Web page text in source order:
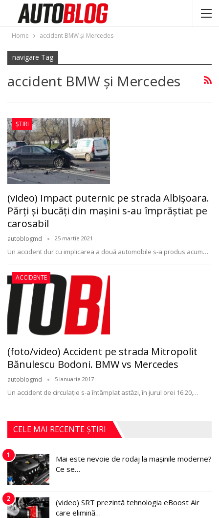
Home accident BMW şi Mercedes
navigare Tag
accident BMW şi Mercedes
ȘTIRI
(video) Impact puternic pe strada Albişoara.
Părţi şi bucăţi din maşini s-au împrăștiat pe
carosabil
autoblogmd 25 martie 2021
Un accident dur cu implicarea a două automobile s-a produs acum…
ACCIDENTE
(foto/video) Accident pe strada Mitropolit
Bănulescu Bodoni. BMW vs Mercedes
autoblogmd 5 ianuarie 2017
Un accident de circulaţie s-a întâmplat astăzi, în jurul orei 16:20,…
CELE MAI RECENTE ȘTIRI
1
Mai este nevoie de rodaj la mașinile moderne?
Ce se…
2
(video) SRT prezintă tehnologia eBoost Air
care elimină…